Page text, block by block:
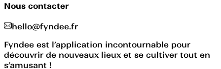
Nous contacter
hello@fyndee.fr
Fyndee est l’application incontournable pour
découvrir de nouveaux lieux et se cultiver tout en
s’amusant !